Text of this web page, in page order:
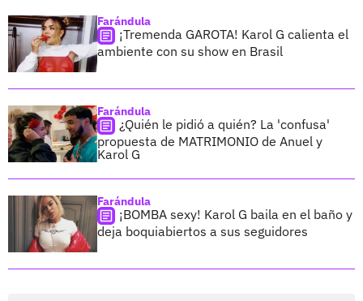
Farándula
¡Tremenda GAROTA! Karol G calienta el
ambiente con su show en Brasil
Farándula
¿Quién le pidió a quién? La 'confusa'
propuesta de MATRIMONIO de Anuel y
Karol G
Farándula
¡BOMBA sexy! Karol G baila en el baño y
deja boquiabiertos a sus seguidores